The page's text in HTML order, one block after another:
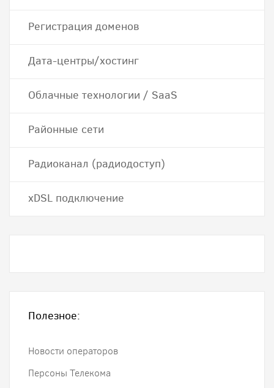
Регистрация доменов
Дата-центры/хостинг
Облачные технологии / SaaS
Районные сети
Радиоканал (радиодоступ)
хDSL подключение
Полезное:
Новости операторов
Персоны Телекома